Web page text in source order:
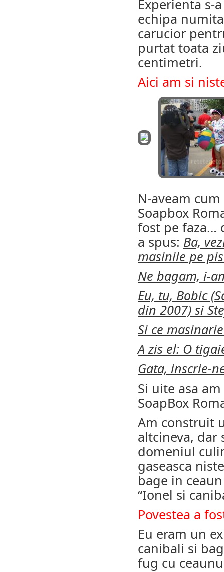
Experienta s-
echipa
carucior
purtat toata
centimetri.
Aici am si
N-aveam
Soapbox
fost pe faza…
a spus: Ba,
masinile pe
Ne bagam, i-
Eu, tu, Bobic
din 2007) si
Si ce
A zis el: O
Gata, inscrie-
Si uite asa
SoapBox
Am construit
altcineva, dar
domeniul
gaseasca
bage in
“Ionel si
Povestea a
Eu eram un
canibali si
fug cu